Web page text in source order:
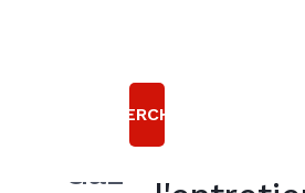
de vos
chaudières
Gaz
RECHERCHERchoisir
Axenergie